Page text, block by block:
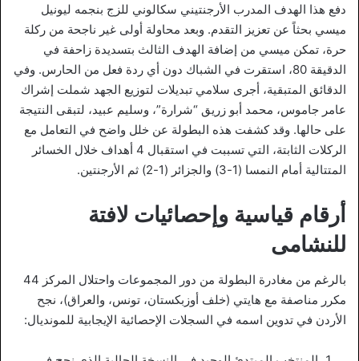
دفع هذا الهدف المدرب الأرجنتيني سكالوني للزج بنجمه ليونيل
ميسي بحثاً عن تعزيز التقدم. وبعد محاولة أولى غير ناجحة من ركلة
حرة، تمكن ميسي من إضافة الهدف الثالث بتسديدة زاحفة في
الدقيقة 80، استقرت في الشباك دون أي ردة فعل من الحارس. وفي
الدقائق المتبقية، أجرى سلامي تبديلات لتوزيع الجهد شملت إشراك
عامر جاموس، محمد أبو زريق “شرارة”، وسليم عبيد، لتبقى النتيجة
على حالها. وقد كشفت هذه البطولة عن خلل واضح في التعامل مع
الركلات الثابتة، التي تسببت في استقبال 4 أهداف خلال الخسائر
المتتالية أمام النمسا (1-3) والجزائر (1-2) ثم الأرجنتين.
أرقام قياسية وإحصائيات لافتة
للنشامى
بالرغم من مغادرة البطولة من دور المجموعات واحتلال المركز 44
مكرر مناصفة مع هايتي (خلف أوزبكستان، تونس، والعراق)، نجح
الأردن في تدوين اسمه في السجلات الإحصائية الإيجابية للمونديال: